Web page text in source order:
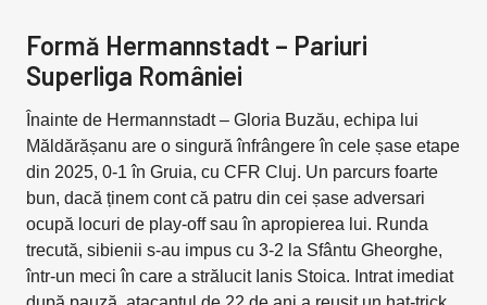
Formă Hermannstadt – Pariuri
Superliga României
Înainte de Hermannstadt – Gloria Buzău, echipa lui
Măldărășanu are o singură înfrângere în cele șase etape
din 2025, 0-1 în Gruia, cu CFR Cluj. Un parcurs foarte
bun, dacă ținem cont că patru din cei șase adversari
ocupă locuri de play-off sau în apropierea lui. Runda
trecută, sibienii s-au impus cu 3-2 la Sfântu Gheorghe,
într-un meci în care a strălucit Ianis Stoica. Intrat imediat